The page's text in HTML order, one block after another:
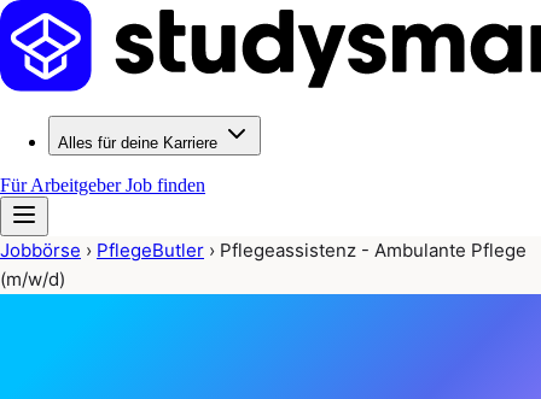
Alles für deine Karriere
Für ArbeitgeberJob finden
Jobbörse › PflegeButler › Pflegeassistenz - Ambulante Pflege
(m/w/d)